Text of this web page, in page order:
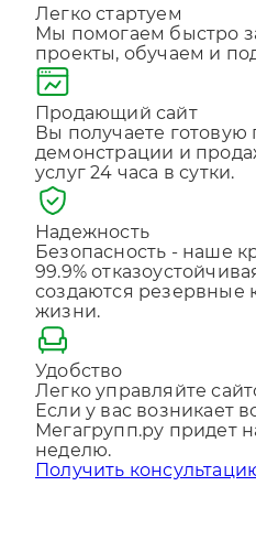
Легко стартуем
Мы помогаем быстро
проекты, обучаем и
Продающий сайт
Вы получаете готовую
демонстрации и
услуг 24 часа в сутки.
Надежность
Безопасность - наше
99.9%
создаются резервные
жизни.
Удобство
Легко управляйте
Если у вас возникает
Мегагрупп.ру придет
неделю.
Отправляя форму, Вы